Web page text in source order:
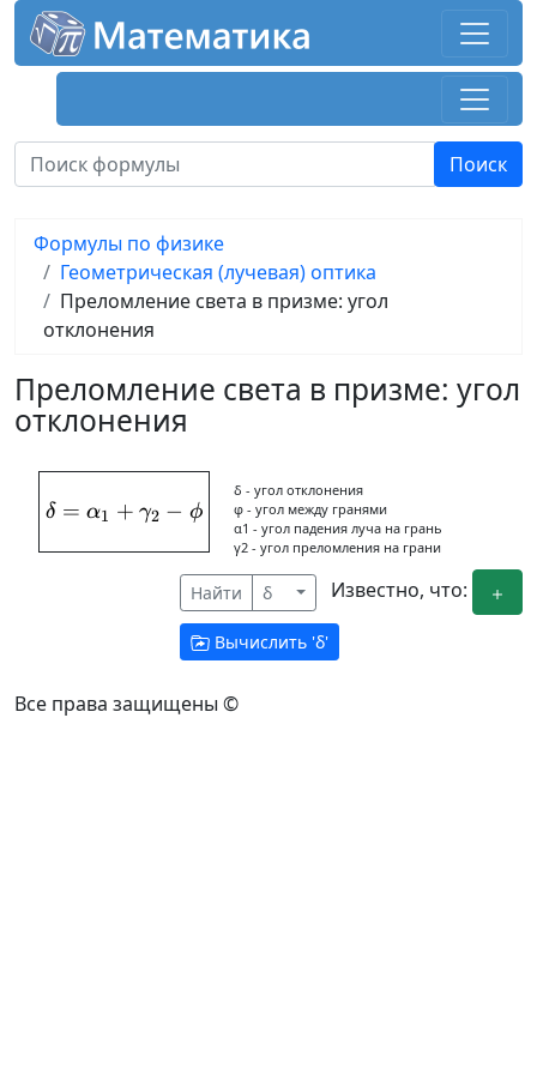
Формулы по физике
Геометрическая (лучевая) оптика
Преломление света в призме: угол
отклонения
Преломление света в призме: угол
отклонения
\delta = \alpha_1+\gamma_2-\phi
δ = α1 + γ2 − ϕ
δ - угол отклонения
φ - угол между гранями
α1 - угол падения луча на грань
γ2 - угол преломления на грани
Найти δ Известно, что:
Вычислить 'δ'
Все права защищены ©